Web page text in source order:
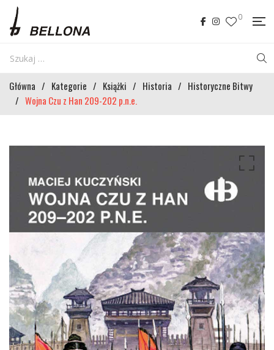
0
Główna / Kategorie / Książki / Historia / Historyczne Bitwy
/ Wojna Czu z Han 209-202 p.n.e.